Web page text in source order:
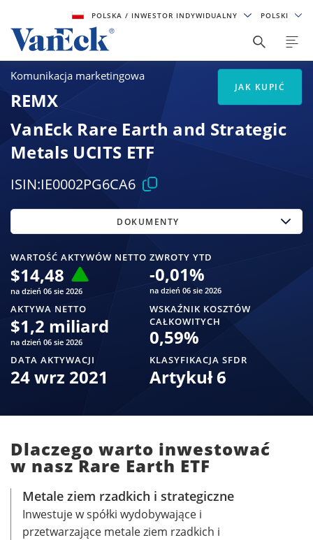
POLSKA/ INWESTOR INDYWIDUALNY POLSKI
Komunikacja marketingowa
REMX
VanEck Rare Earth and Strategic
Metals UCITS ETF
ISIN:IE0002PG6CA6
WARTOŚĆ AKTYWÓW NETTO
$14,48
na dzień 06 sie 2026
ZWROTY YTD
-0,01%
na dzień 06 sie 2026
AKTYWA NETTO
$1,2 miliard
na dzień 06 sie 2026
WSKAŹNIK KOSZTÓW
CAŁKOWITYCH
0,59%
DATA AKTYWACJI
24 wrz 2021
KLASYFIKACJA SFDR
Artykuł 6
DOKUMENTY
JAK KUPIĆ
Dlaczego warto inwestować
w nasz Rare Earth ETF
Metale ziem rzadkich i strategiczne
Inwestuje w spółki wydobywające i
przetwarzające metale ziem rzadkich i